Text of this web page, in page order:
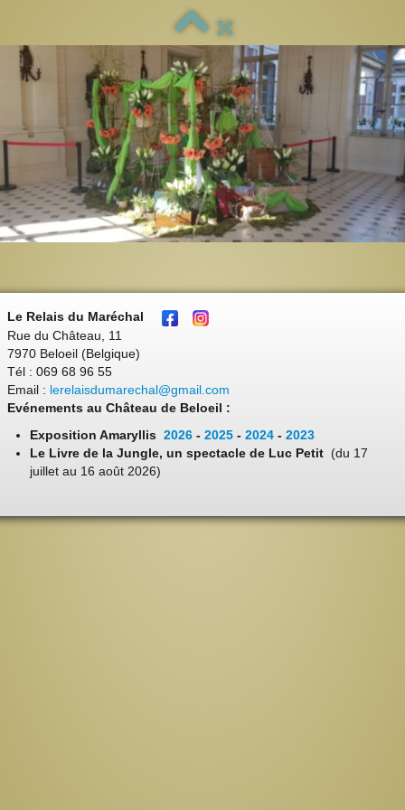
Le Relais du Maréchal
Rue du Château, 11
7970 Beloeil (Belgique)
Tél : 069 68 96 55
Email : lerelaisdumarechal@gmail.com
Evénements au Château de Beloeil :
Exposition Amaryllis 2026 - 2025 - 2024 - 2023
Le Livre de la Jungle, un spectacle de Luc Petit (du 17
juillet au 16 août 2026)